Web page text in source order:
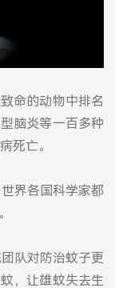
命的动物中排名
脑炎等一百多种
死亡。
界各国科学家都
队对防治蚊子更
，让雄蚊失去生